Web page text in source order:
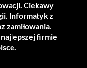
Ciekawy
Informatyk z
zamiłowania.
najlepszej firmie